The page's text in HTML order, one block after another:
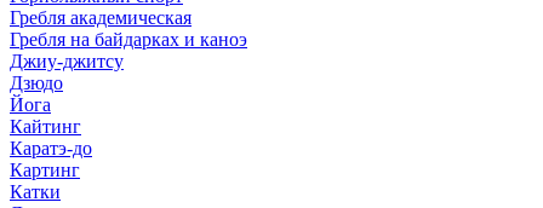
Гребля академическая
Гребля на байдарках и каноэ
Джиу-джитсу
Дзюдо
Йога
Кайтинг
Каратэ-до
Картинг
Катки